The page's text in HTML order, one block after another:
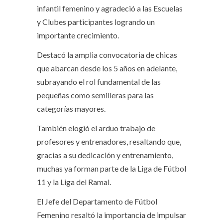
infantil femenino y agradeció a las Escuelas
y Clubes participantes logrando un
importante crecimiento.
Destacó la amplia convocatoria de chicas
que abarcan desde los 5 años en adelante,
subrayando el rol fundamental de las
pequeñas como semilleras para las
categorías mayores.
También elogió el arduo trabajo de
profesores y entrenadores, resaltando que,
gracias a su dedicación y entrenamiento,
muchas ya forman parte de la Liga de Fútbol
11 y la Liga del Ramal.
El Jefe del Departamento de Fútbol
Femenino resaltó la importancia de impulsar